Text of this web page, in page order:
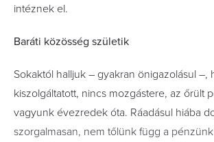
intéznek el.
Baráti közösség születik
Sokaktól halljuk – gyakran önigazolásul –,
kiszolgáltatott, nincs mozgástere, az őrült
vagyunk évezredek óta. Ráadásul hiába
szorgalmasan, nem tőlünk függ a